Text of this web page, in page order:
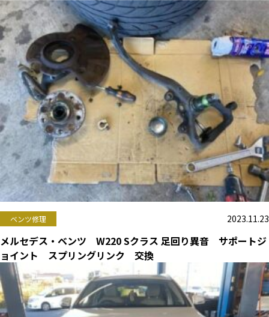
ベンツ修理 2023.11.23
メルセデス・ベンツ W220 Sクラス 足回り異音 サポートジ
ョイント スプリングリンク 交換